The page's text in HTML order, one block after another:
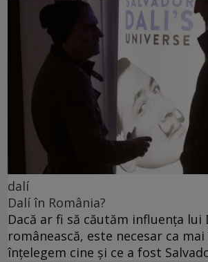
dalí
Dalí în România?
Dacă ar fi să căutăm influența lui
românească, este necesar ca
înțelegem cine și ce a fost